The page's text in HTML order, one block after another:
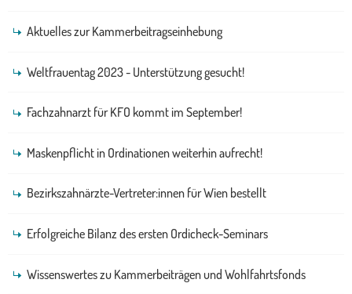
Aktuelles zur Kammerbeitragseinhebung
Weltfrauentag 2023 - Unterstützung gesucht!
Fachzahnarzt für KFO kommt im September!
Maskenpflicht in Ordinationen weiterhin aufrecht!
Bezirkszahnärzte-Vertreter:innen für Wien bestellt
Erfolgreiche Bilanz des ersten Ordicheck-Seminars
Wissenswertes zu Kammerbeiträgen und Wohlfahrtsfonds